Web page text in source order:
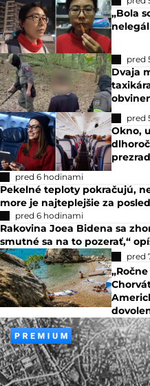
„Bola
pred
Dvaja
pred
Okno,
pred 6 hodinami
Pekelné teploty pokračujú,
more je najteplejšie za
pred 6 hodinami
Rakovina Joea Bidena sa
smutné sa na to pozerať,“
pred